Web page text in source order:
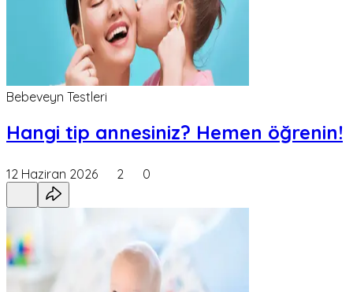
Bebeveyn Testleri
Hangi tip annesiniz? Hemen öğrenin!
12 Haziran 2026 2 0